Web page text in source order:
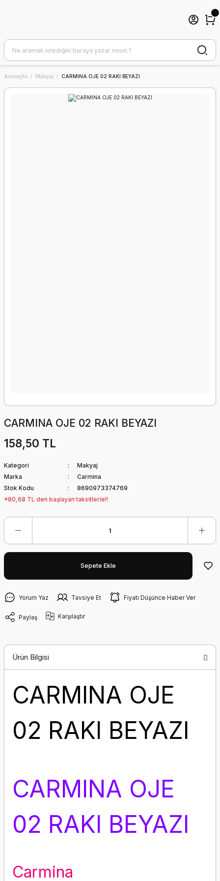
Anasayfa Makyaj CARMINA OJE 02 RAKI BEYAZI
CARMINA OJE 02 RAKI BEYAZI
158,50 TL
Kategori
Makyaj
Marka
Carmina
Stok Kodu
8690973374769
*80,68 TL den başlayan taksitlerle!!
Sepete Ekle
Yorum Yaz Tavsiye Et Fiyatı Düşünce Haber Ver
Paylaş Karşılaştır
Ürün Bilgisi
CARMINA OJE
02 RAKI BEYAZI
CARMINA OJE
02 RAKI BEYAZI
Carmina